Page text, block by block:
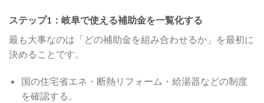
ステップ1：岐阜で使える補助金を一覧化する
最も大事なのは「どの補助金を組み合わせるか」を最初に
決めることです。
国の住宅省エネ・断熱リフォーム・給湯器などの制度
を確認する。